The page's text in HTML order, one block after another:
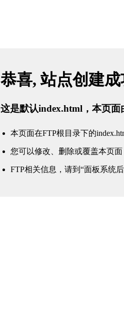
恭喜, 站点创建
这是默认index.html，本页面
本页面在FTP根目录下的
您可以修改、删除或覆盖本页面
FTP相关信息，请到“面板系统